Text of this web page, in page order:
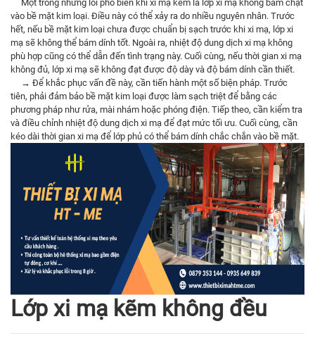
Một trong những lỗi phổ biến khi xi mạ kẽm là lớp xi mạ không bám chặt
vào bề mặt kim loại. Điều này có thể xảy ra do nhiều nguyên nhân. Trước
hết, nếu bề mặt kim loại chưa được chuẩn bị sạch trước khi xi mạ, lớp xi
mạ sẽ không thể bám dính tốt. Ngoài ra, nhiệt độ dung dịch xi mạ không
phù hợp cũng có thể dẫn đến tình trạng này. Cuối cùng, nếu thời gian xi mạ
không đủ, lớp xi mạ sẽ không đạt được độ dày và độ bám dính cần thiết.
→ Để khắc phục vấn đề này, cần tiến hành một số biện pháp. Trước
tiên, phải đảm bảo bề mặt kim loại được làm sạch triệt để bằng các
phương pháp như rửa, mài nhám hoặc phóng điện. Tiếp theo, cần kiểm tra
và điều chỉnh nhiệt độ dung dịch xi mạ để đạt mức tối ưu. Cuối cùng, cần
kéo dài thời gian xi mạ để lớp phủ có thể bám dính chắc chắn vào bề mặt.
Lớp xi mạ kẽm không đều